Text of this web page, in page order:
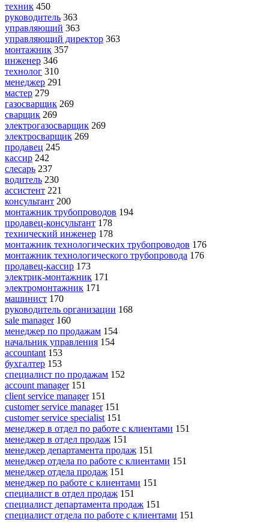
техник 450
руководитель 363
управляющий 363
управляющий директор 363
монтажник 357
инженер 346
технолог 310
менеджер 291
мастер 279
газосварщик 269
сварщик 269
электрогазосварщик 269
электросварщик 269
продавец 245
кассир 242
слесарь 237
водитель 230
ассистент 221
консультант 200
монтажник трубопроводов 194
продавец-консультант 178
технический инженер 178
монтажник технологических трубопроводов 176
монтажник технологического трубопровода 176
продавец-кассир 173
электрик-монтажник 171
электромонтажник 171
машинист 170
руководитель организации 168
sale manager 160
менеджер по продажам 154
начальник управления 154
accountant 153
бухгалтер 153
специалист по продажам 152
account manager 151
client service manager 151
customer service manager 151
customer service specialist 151
менеджер в отдел по работе с клиентами 151
менеджер в отдел продаж 151
менеджер департамента продаж 151
менеджер отдела по работе с клиентами 151
менеджер отдела продаж 151
менеджер по работе с клиентами 151
специалист в отдел продаж 151
специалист департамента продаж 151
специалист отдела по работе с клиентами 151